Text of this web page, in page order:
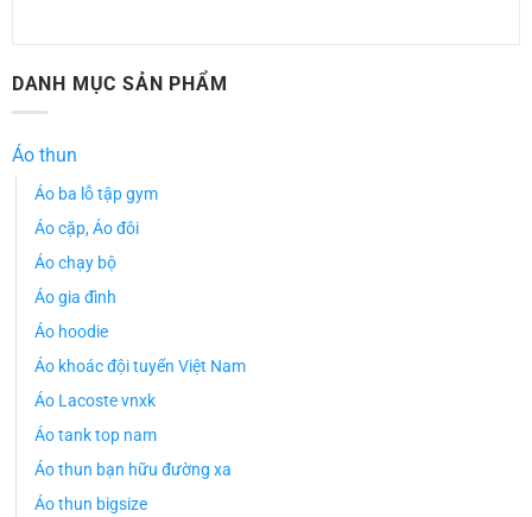
DANH MỤC SẢN PHẨM
Áo thun
Áo ba lỗ tập gym
Áo cặp, Áo đôi
Áo chạy bộ
Áo gia đình
Áo hoodie
Áo khoác đội tuyển Việt Nam
Áo Lacoste vnxk
Áo tank top nam
Áo thun bạn hữu đường xa
Áo thun bigsize